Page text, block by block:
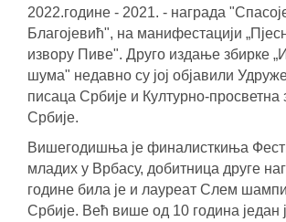
2022.године - 2021. - награда
Благојевић", на манифестацији
извору Пиве". Друго издање збирке
шума" недавно су јој објавили
писаца Србије и Културно-просветна
Србије.
Вишегодишња је финалисткиња
младих у Врбасу, добитница друге
године била је и лауреат Слем
Србије. Већ више од 10 година један